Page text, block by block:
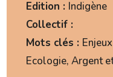
Edition : Indigène
Collectif :
Mots clés :
Ecologie, Argent